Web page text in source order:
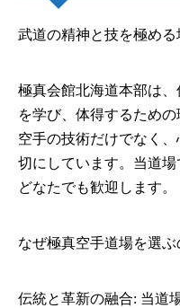
武道の精神と技を極め
極真会館北海道本部は
を学び、体得するため
空手の技術だけでなく
切にしています。当道場
どなたでも歓迎します。
なぜ極真空手道場を選ぶ
伝統と革新の融合: 当道